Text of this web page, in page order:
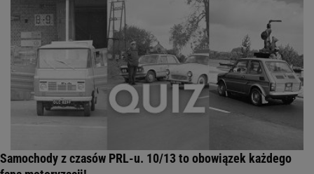
Samochody z czasów PRL-u. 10/13 to obowiązek każdego